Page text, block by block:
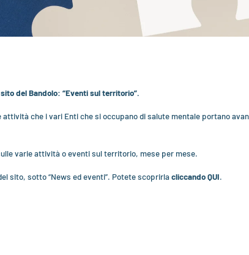
del Bandolo: “Eventi sul territorio”.
che i vari Enti che si occupano di salute mentale portano
varie attività o eventi sul territorio, mese per mese.
sito, sotto “News ed eventi”. Potete scoprirlacliccandoQUI.